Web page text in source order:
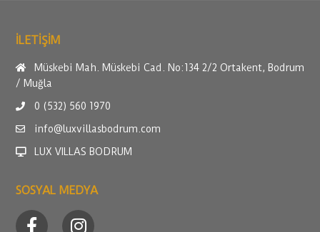
ILETİŞİM
Müskebi Mah. Müskebi Cad. No:134 2/2 Ortakent, Bodrum
/ Muğla
0 (532) 560 1970
info@luxvillasbodrum.com
LUX VILLAS BODRUM
SOSYAL MEDYA